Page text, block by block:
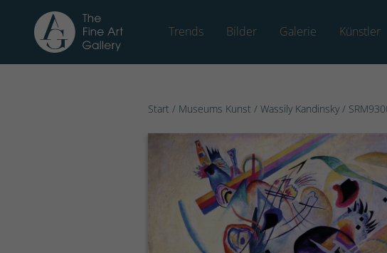
Trends Bilder Galerie Künstler
Start / Museums Kunst / Wassily Kandinsky /